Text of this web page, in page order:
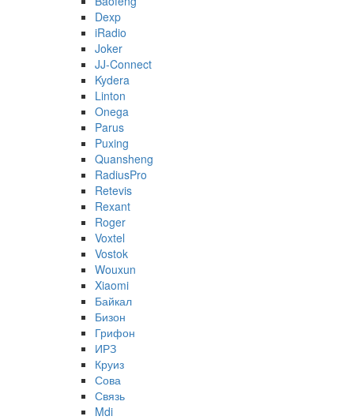
Dexp
iRadio
Joker
JJ-Connect
Kydera
Linton
Onega
Parus
Puxing
Quansheng
RadiusPro
Retevis
Rexant
Roger
Voxtel
Vostok
Wouxun
Xiaomi
Байкал
Бизон
Грифон
ИРЗ
Круиз
Сова
Связь
Mdi